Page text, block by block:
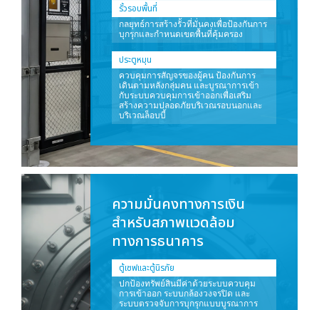
รั้วรอบพื้นที่
กลยุทธ์การสร้างรั้วที่มั่นคงเพื่อป้องกันการ
บุกรุกและกำหนดเขตพื้นที่คุ้มครอง
ประตูหมุน
ควบคุมการสัญจรของผู้คน ป้องกันการ
เดินตามหลังกลุ่มคน และบูรณาการเข้า
กับระบบควบคุมการเข้าออกเพื่อเสริม
สร้างความปลอดภัยบริเวณรอบนอกและ
บริเวณล็อบบี้
ความมั่นคงทางการเงิน
สำหรับสภาพแวดล้อม
ทางการธนาคาร
ตู้เซฟและตู้นิรภัย
ปกป้องทรัพย์สินมีค่าด้วยระบบควบคุม
การเข้าออก ระบบกล้องวงจรปิด และ
ระบบตรวจจับการบุกรุกแบบบูรณาการ